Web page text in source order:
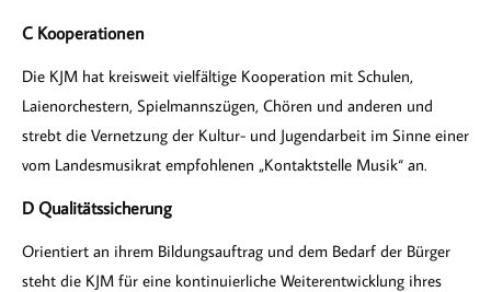
C Kooperationen
Die KJM hat kreisweit vielfältige Kooperation mit Schulen,
Laienorchestern, Spielmannszügen, Chören und anderen und
strebt die Vernetzung der Kultur- und Jugendarbeit im Sinne einer
vom Landesmusikrat empfohlenen „Kontaktstelle Musik“ an.
D Qualitätssicherung
Orientiert an ihrem Bildungsauftrag und dem Bedarf der Bürger
steht die KJM für eine kontinuierliche Weiterentwicklung ihres